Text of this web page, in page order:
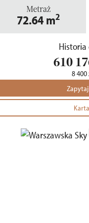
Metraż
72.64 m2
Historia
610
8 400